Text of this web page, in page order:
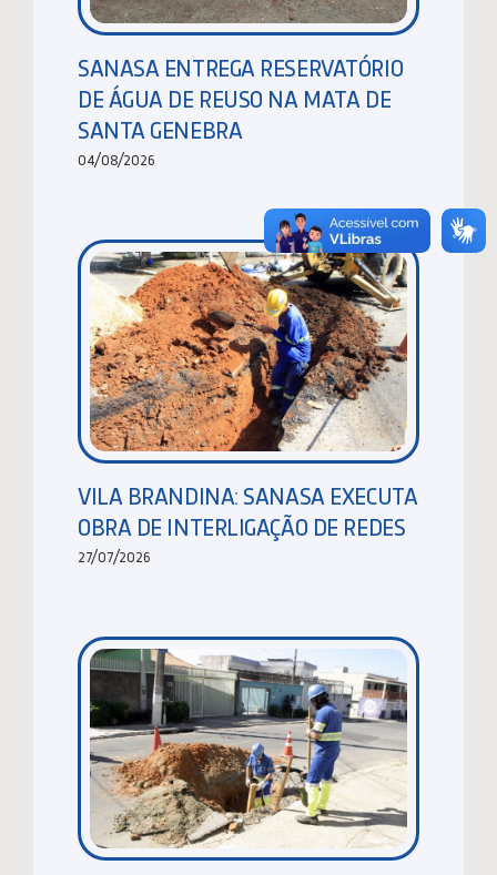
SANASA ENTREGA RESERVATÓRIO
DE ÁGUA DE REUSO NA MATA DE
SANTA GENEBRA
04/08/2026
VILA BRANDINA: SANASA EXECUTA
OBRA DE INTERLIGAÇÃO DE REDES
27/07/2026